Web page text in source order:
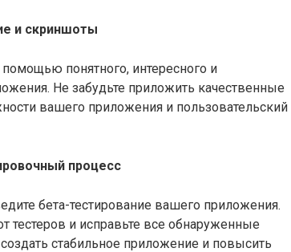
и скриншоты
понятного, интересного и
Не забудьте приложить качественные
вашего приложения и пользовательский
процесс
бета-тестирование вашего приложения.
тестеров и исправьте все обнаруженные
стабильное приложение и повысить